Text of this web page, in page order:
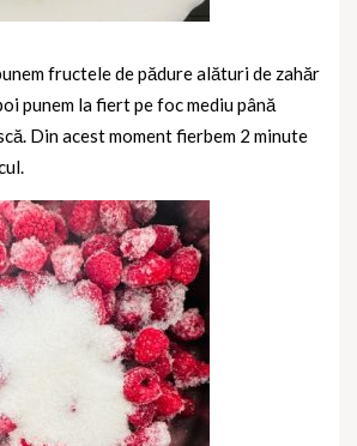
fructele de pădure alături de zahăr
punem la fiert pe foc mediu până
Din acest moment fierbem 2 minute